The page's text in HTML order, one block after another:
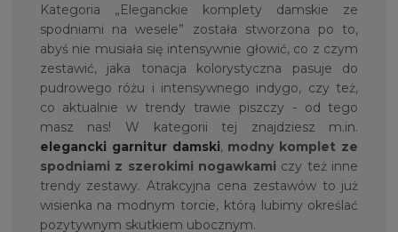
Kategoria „Eleganckie komplety damskie ze
spodniami na wesele” została stworzona po to,
abyś nie musiała się intensywnie głowić, co z czym
zestawić, jaka tonacja kolorystyczna pasuje do
pudrowego różu i intensywnego indygo, czy też,
co aktualnie w trendy trawie piszczy - od tego
masz nas! W kategorii tej znajdziesz m.in.
elegancki garnitur damski, modny komplet ze
spodniami z szerokimi nogawkami czy też inne
trendy zestawy. Atrakcyjna cena zestawów to już
wisienka na modnym torcie, którą lubimy określać
pozytywnym skutkiem ubocznym.